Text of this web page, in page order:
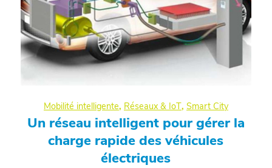
Mobilité intelligente, Réseaux & IoT, Smart City
Un réseau intelligent pour gérer la
charge rapide des véhicules
électriques